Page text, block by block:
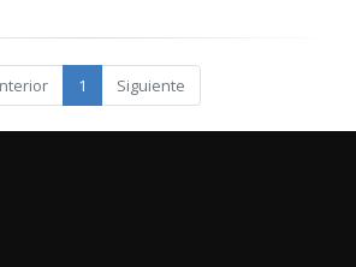
1 Siguiente